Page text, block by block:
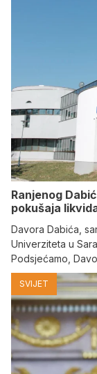
Ranjenog
pokušaja
Davora Dabića,
Univerziteta u
Podsjećamo,
SVIJET